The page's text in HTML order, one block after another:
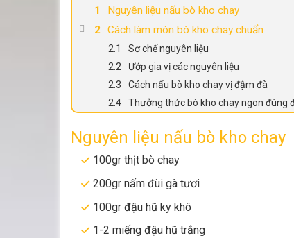
Nguyên liệu nấu bò kho chay
Cách làm món bò kho chay chuẩn
Sơ chế nguyên liệu
Ướp gia vị các nguyên liệu
Cách nấu bò kho chay vị đậm đà
Thưởng thức bò kho chay ngon đúng
Nguyên liệu nấu bò kho chay
100gr thịt bò chay
200gr nấm đùi gà tươi
100gr đậu hũ ky khô
1-2 miếng đậu hũ trắng